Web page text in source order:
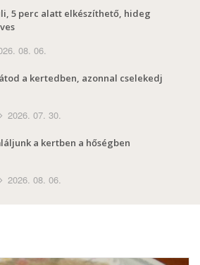
5 perc alatt elkészíthető, hideg
08. 06.
a kertedben, azonnal cselekedj
2026. 07. 30.
a kertben a hőségben
2026. 08. 06.